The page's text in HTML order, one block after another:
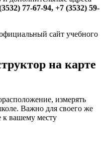
77-67-94, +7 (3532) 59-
сайт учебного
на карте
измерять
Важно для своего же
к вашему месту